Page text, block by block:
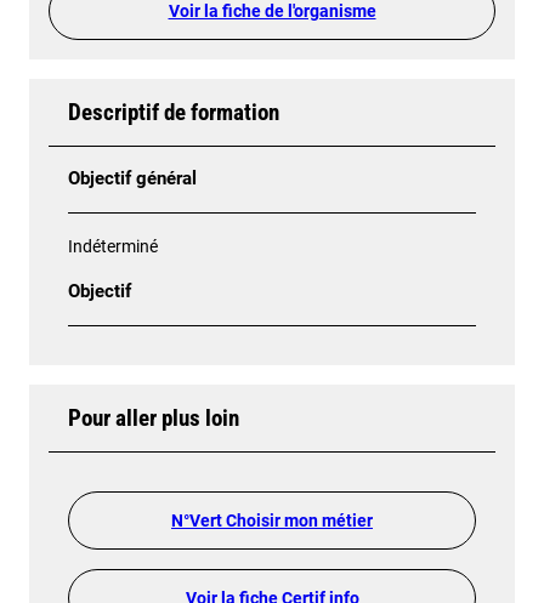
Voir la fiche de l'organisme
Descriptif de formation
Objectif général
Indéterminé
Objectif
Pour aller plus loin
N°Vert Choisir mon métier
Voir la fiche Certif info